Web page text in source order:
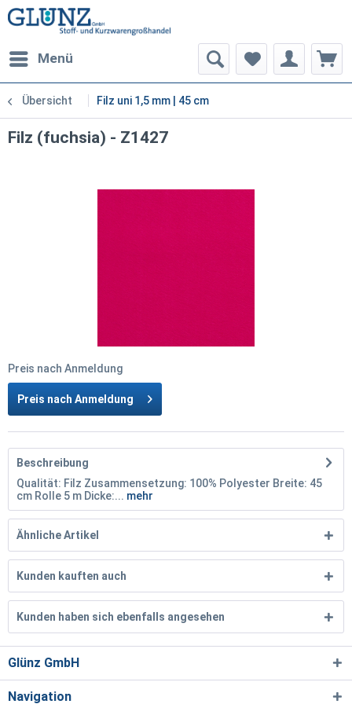
Menü
Übersicht Filz uni 1,5 mm | 45 cm
Filz (fuchsia) - Z1427
Preis nach Anmeldung
Preis nach Anmeldung
Beschreibung
Qualität: Filz Zusammensetzung: 100% Polyester Breite: 45
cm Rolle 5 m Dicke:... mehr
Ähnliche Artikel
Kunden kauften auch
Kunden haben sich ebenfalls angesehen
Glünz GmbH
Navigation